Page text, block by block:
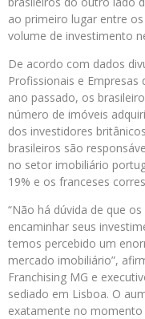
ao primeiro lugar entre
volume de investimento
De acordo com dados
Profissionais e
ano passado, os
número de imóveis
dos investidores
brasileiros são
no setor imobiliário
19% e os franceses
“Não há dúvida de que
encaminhar seus
temos percebido um
mercado imobiliário”,
Franchising MG e
sediado em Lisboa. O
exatamente no